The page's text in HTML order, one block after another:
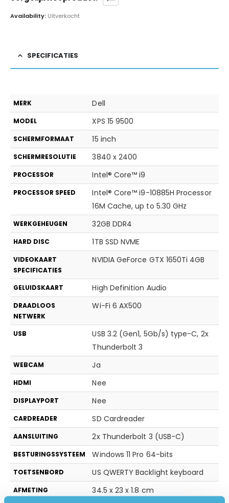
Availability: Uitverkocht
SPECIFICATIES
MERK Dell
MODEL XPS 15 9500
SCHERMFORMAAT 15 inch
SCHERMRESOLUTIE 3840 x 2400
PROCESSOR Intel® Core™ i9
PROCESSOR SPEED
Intel® Core™ i9-10885H Processor
16M Cache, up to 5.30 GHz
WERKGEHEUGEN 32GB DDR4
HARD DISC 1TB SSD NVME
VIDEOKAART
SPECIFICATIES
NVIDIA GeForce GTX 1650Ti 4GB
GELUIDSKAART High Definition Audio
DRAADLOOS
NETWERK
Wi-Fi 6 AX500
USB
USB 3.2 (Gen1, 5Gb/s) type-C, 2x
Thunderbolt 3
WEBCAM Ja
HDMI Nee
DISPLAYPORT Nee
CARDREADER SD Cardreader
AANSLUITING 2x Thunderbolt 3 (USB-C)
BESTURINGSSYSTEEM Windows 11 Pro 64-bits
TOETSENBORD US QWERTY Backlight keyboard
AFMETING 34.5 x 23 x 1.8 cm